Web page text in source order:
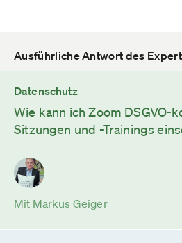
Ausführliche Antwort des
Datenschutz
Wie kann ich Zoom DSGVO-
Sitzungen und -Trainings
Mit Markus Geiger